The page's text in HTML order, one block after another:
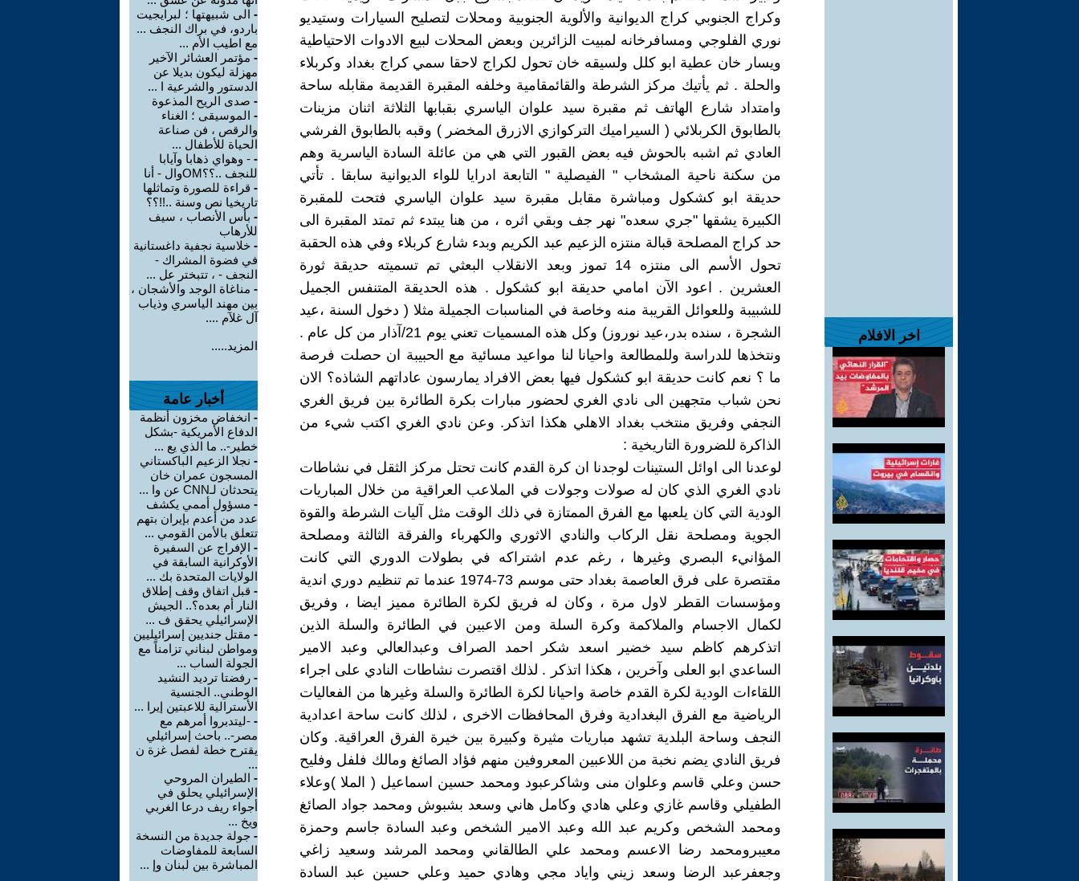
اخر الافلام
وكراج الجنوبي كراج الديوانية والألوية الجنوبية ومحلات لتصليح السيارات وستيديو
نوري الفلوجي ومسافرخانه لمبيت الزائرين وبعض المحلات لبيع الادوات الاحتياطية
ويسار خان عطية ابو كلل ولسيقه خان تحول لكراج لاحقا سمي كراج بغداد وكربلاء
والحلة . ثم يأتيك مركز الشرطة والقائمقامية وخلفه المقبرة القديمة مقابله ساحة
وامتداد شارع الهاتف ثم مقبرة سيد علوان الياسري بقبابها الثلاثة اثنان مزينات
بالطابوق الكربلائي ( السيراميك التركوازي الازرق المخضر ) وقبه بالطابوق الفرشي
العادي ثم اشبه بالحوش فيه بعض القبور التي هي من عائلة السادة الياسرية وهم
من سكنة ناحية المشخاب " الفيصلية " التابعة ادرايا للواء الديوانية سابقا . تأتي
حديقة ابو كشكول ومباشرة مقابل مقبرة سيد علوان الياسري فتحت للمقبرة
الكبيرة يشقها "جري سعده" نهر جف وبقي اثره ، من هنا يبتدء ثم تمتد المقبرة الى
حد كراج المصلحة قبالة منتزه الزعيم عبد الكريم وبدء شارع كربلاء وفي هذه الحقبة
تحول الأسم الى منتزه 14 تموز وبعد الانقلاب البعثي تم تسميته حديقة ثورة
العشرين . اعود الآن امامي حديقة ابو كشكول . هذه الحديقة المتنفس الجميل
للشبيبة وللعوائل القريبة منه وخاصة في المناسبات الجميلة مثلا ( دخول السنة ،عيد
الشجرة ، سنده بدر،عيد نوروز) وكل هذه المسميات تعني يوم 21/آذار من كل عام .
ونتخذها للدراسة وللمطالعة واحيانا لنا مواعيد مسائية مع الحبيبة ان حصلت فرصة
ما ؟ نعم كانت حديقة ابو كشكول فيها بعض الافراد يمارسون عاداتهم الشاذه؟ الان
نحن شباب متجهين الى نادي الغري لحضور مبارات بكرة الطائرة بين فريق الغري
النجفي وفريق منتخب بغداد الاهلي هكذا اتذكر. وعن نادي الغري اكتب شيء من
الذاكرة للضرورة التاريخية :
لوعدنا الى اوائل الستينات لوجدنا ان كرة القدم كانت تحتل مركز الثقل في نشاطات
نادي الغري الذي كان له صولات وجولات في الملاعب العراقية من خلال المباريات
الودية التي كان يلعبها مع الفرق الممتازة في ذلك الوقت مثل آليات الشرطة والقوة
الجوية ومصلحة نقل الركاب والنادي الاثوري والكهرباء والفرقة الثالثة ومصلحة
المؤانيء البصري وغيرها ، رغم عدم اشتراكه في بطولات الدوري التي كانت
مقتصرة على فرق العاصمة بغداد حتى موسم 73-1974 عندما تم تنظيم دوري اندية
ومؤسسات القطر لاول مرة ، وكان له فريق لكرة الطائرة مميز ايضا ، وفريق
لكمال الاجسام والملاكمة وكرة السلة ومن الاعبين في الطائرة والسلة الذين
اتذكرهم كاظم سيد خضير اسعد شكر احمد الصراف وعبدالعالي وعبد الامير
الساعدي ابو العلى وآخرين ، هكذا اتذكر . لذلك اقتصرت نشاطات النادي على اجراء
اللقاءات الودية لكرة القدم خاصة واحيانا لكرة الطائرة والسلة وغيرها من الفعاليات
الرياضية مع الفرق البغدادية وفرق المحافظات الاخرى ، لذلك كانت ساحة اعدادية
النجف وساحة البلدية تشهد مباريات مثيرة وكبيرة بين خيرة الفرق العراقية. وكان
فريق النادي يضم نخبة من اللاعبين المعروفين منهم فؤاد الصائغ ومالك فلفل وفليح
حسن وعلي قاسم وعلوان منى وشاكرعبود ومحمد حسين اسماعيل ( الملا )وعلاء
الطفيلي وقاسم غازي وعلي هادي وكامل هاني وسعد بشبوش ومحمد جواد الصائغ
ومحمد الشخص وكريم عبد الله وعبد الامير الشخص وعبد السادة جاسم وحمزة
معيبرومحمد رضا الاعسم ومحمد علي الطالقاني ومحمد المرشد وسعيد زاغي
وجعفرعبد الرضا وسعد زيني واياد مجي وهادي حميد وعلي حسين عبد السادة
- الى شبيهتها ؛ لبرايجيت
باردو، في براك النجف ...
مع اطيب الأم ...
- مؤتمر العشائر الآخير
مهزلة ليكون بديلا عن
الدستور والشرعية ا ...
- صدى الريح المذعوة
- الموسيقى ؛ الغناء
والرقص ، فن صناعة
الحياة للأطفال ...
- - وهواي ذهابا وآيابا
للنجف ..؟؟OMوال - أنا
- قراءة للصورة وتماثلها
تاريخيا نص وسنة ..!!؟؟
- بأس الأنصاب ، سيف
للأرهاب
- خلاسية نجفية داغستانية
في فضوة المشراك -
النجف - ، تتبختر عل ...
- مناغاة الوجد والأشجان ،
بين مهند الياسري وذياب
آل غلآم ....
المزيد.....
أخبار عامة
- انخفاض مخزون أنظمة
الدفاع الأمريكية -بشكل
خطير-.. ما الذي يع ...
- نجلا الزعيم الباكستاني
المسجون عمران خان
يتحدثان لـCNN عن وا ...
- مسؤول أممي يكشف
عدد من أعدم بإيران بتهم
تتعلق بالأمن القومي ...
- الإفراج عن السفيرة
الأوكرانية السابقة في
الولايات المتحدة بك ...
- قبل اتفاق وقف إطلاق
النار أم بعده؟.. الجيش
الإسرائيلي يحقق ف ...
- مقتل جنديين إسرائيليين
ومواطن لبناني تزامناً مع
الجولة الساب ...
- رفضتا ترديد النشيد
الوطني.. الجنسية
الأسترالية للاعبتين إيرا ...
- -ليتدبروا أمرهم مع
مصر-.. باحث إسرائيلي
يقترح خطة لفصل غزة ن
...
- الطيران المروحي
الإسرائيلي يحلق في
أجواء ريف درعا الغربي
ويخ ...
- جولة جديدة من النسخة
السابعة للمفاوضات
المباشرة بين لبنان وإ ...